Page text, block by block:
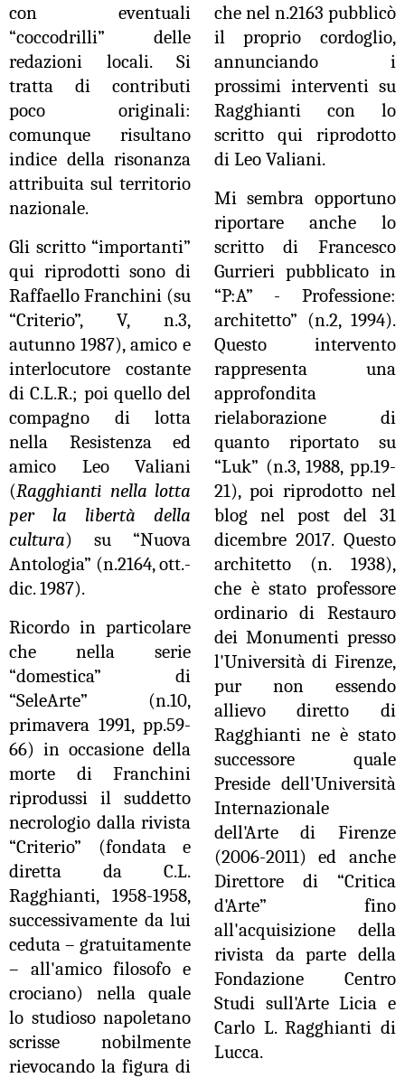
con eventuali
“coccodrilli” delle
redazioni locali. Si
tratta di contributi
poco originali:
comunque risultano
indice della risonanza
attribuita sul territorio
nazionale.
Gli scritto “importanti”
qui riprodotti sono di
Raffaello Franchini (su
“Criterio”, V, n.3,
autunno 1987), amico e
interlocutore costante
di C.L.R.; poi quello del
compagno di lotta
nella Resistenza ed
amico Leo Valiani
(Ragghianti nella lotta
per la libertà della
cultura) su “Nuova
Antologia” (n.2164, ott.-
dic. 1987).
Ricordo in particolare
che nella serie
“domestica” di
“SeleArte” (n.10,
primavera 1991, pp.59-
66) in occasione della
morte di Franchini
riprodussi il suddetto
necrologio dalla rivista
“Criterio” (fondata e
diretta da C.L.
Ragghianti, 1958-1958,
successivamente da lui
ceduta – gratuitamente
– all'amico filosofo e
crociano) nella quale
lo studioso napoletano
scrisse nobilmente
rievocando la figura di
che nel n.2163 pubblicò
il proprio cordoglio,
annunciando i
prossimi interventi su
Ragghianti con lo
scritto qui riprodotto
di Leo Valiani.
Mi sembra opportuno
riportare anche lo
scritto di Francesco
Gurrieri pubblicato in
“P:A” - Professione:
architetto” (n.2, 1994).
Questo intervento
rappresenta una
approfondita
rielaborazione di
quanto riportato su
“Luk” (n.3, 1988, pp.19-
21), poi riprodotto nel
blog nel post del 31
dicembre 2017. Questo
architetto (n. 1938),
che è stato professore
ordinario di Restauro
dei Monumenti presso
l'Università di Firenze,
pur non essendo
allievo diretto di
Ragghianti ne è stato
successore quale
Preside dell'Università
Internazionale
dell'Arte di Firenze
(2006-2011) ed anche
Direttore di “Critica
d'Arte” fino
all'acquisizione della
rivista da parte della
Fondazione Centro
Studi sull'Arte Licia e
Carlo L. Ragghianti di
Lucca.